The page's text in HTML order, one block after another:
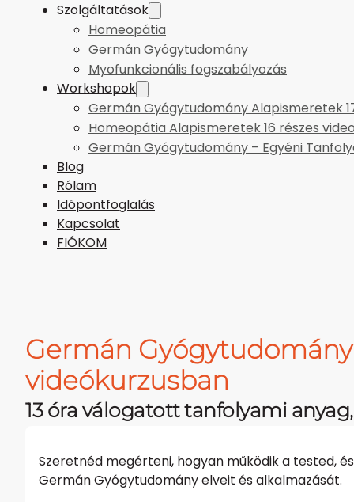
Szolgáltatások
Homeopátia
Germán Gyógytudomány
Myofunkcionális fogszabályozás
Workshopok
Germán Gyógytudomány Alapismeretek
Homeopátia Alapismeretek 16 részes
Germán Gyógytudomány – Egyéni
Blog
Rólam
Időpontfoglalás
Kapcsolat
FIÓKOM
Germán
videókurzusban
13 óra válogatott tanfolyami
Szeretnéd megérteni, hogyan működik a tested,
Germán Gyógytudomány elveit és alkalmazását.